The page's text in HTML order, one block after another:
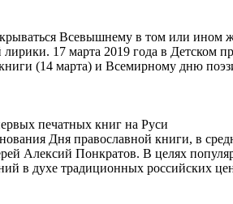
Всевышнему в том или
17 марта 2019 года в Детском
(14 марта) и Всемирному дню
печатных книг на Руси
Дня православной книги, в
Алексий Понкратов. В целях
в духе традиционных российских